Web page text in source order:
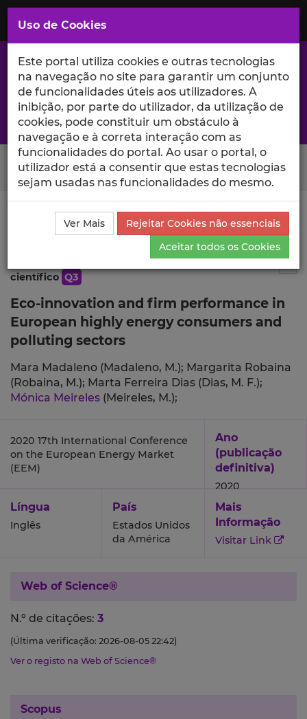
Saltar
para
Conteúdo
Principal
A excelência da investigação e ciência no Iscte
Search Button
Ciência_Iscte Publicações
Descrição Detalhada da
Publicação
científico Q3
Eco-innovation and firm performance in
European highly energy consumers and
polluting sectors
Mara Madaleno (Madaleno, M.); Margarita Robaina
(Robaina, M.); Marta Ferreira Dias (Dias, M. F.);
Mónica Meireles (Meireles, M.);
2020 17th International Conference
on the European Energy Market
(EEM)
Ano
(publicação
definitiva)
2020
Língua
Inglês
País
Estados Unidos
da América
Mais
Informação
Visitar Link
Web of Science®
N.º de citações: 3
(Última verificação: 2026-08-05 22:42)
Ver o registo na Web of Science®
Scopus
Uso de Cookies
Este portal utiliza cookies e outras tecnologias
na navegação no site para garantir um conjunto
de funcionalidades úteis aos utilizadores. A
inibição, por parte do utilizador, da utilização de
cookies, pode constituir um obstáculo à
navegação e à correta interação com as
funcionalidades do portal. Ao usar o portal, o
utilizador está a consentir que estas tecnologias
sejam usadas nas funcionalidades do mesmo.
Ver Mais
Rejeitar Cookies não essenciais
Aceitar todos os Cookies